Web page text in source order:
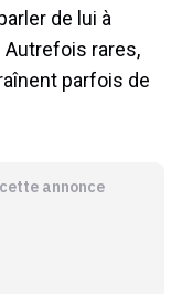
de lui à
rares,
parfois de
annonce